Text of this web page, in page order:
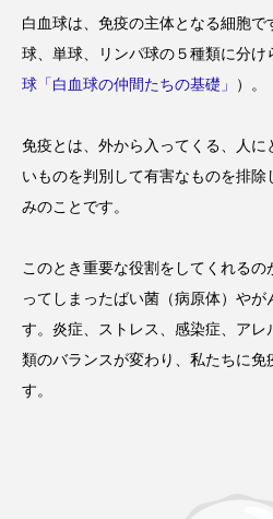
白血球は、免疫の主体となる細胞
球、単球、リンパ球の５種類に分け
球「白血球の仲間たちの基礎」
）。
免疫とは、外から入ってくる、人
いものを判別して有害なものを排
みのことです。
このとき重要な役割をしてくれるの
ってしまったばい菌（病原体）やが
す。炎症、ストレス、感染症、ア
類のバランスが変わり、私たちに免
す。